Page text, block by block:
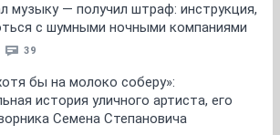
музыку — получил штраф: инструкция,
с шумными ночными компаниями
39
бы на молоко соберу»:
история уличного артиста, его
Семена Степановича